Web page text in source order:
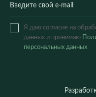
Я даю согласие на
данных и принимаю
персональных данных